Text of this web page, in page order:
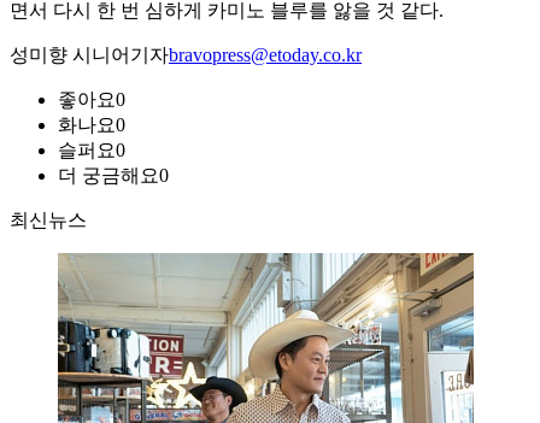
면서 다시 한 번 심하게 카미노 블루를 앓을 것 같다.
성미향 시니어기자bravopress@etoday.co.kr
좋아요0
화나요0
슬퍼요0
더 궁금해요0
최신뉴스